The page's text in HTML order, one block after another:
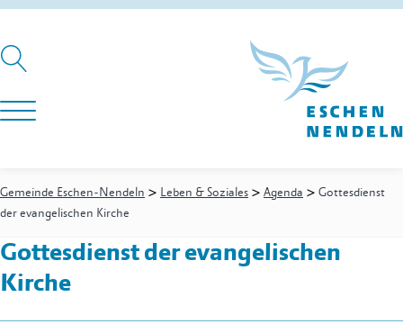
Gemeinde Eschen-Nendeln > Leben & Soziales > Agenda > Gottesdienst
der evangelischen Kirche
Gottesdienst der evangelischen
Kirche